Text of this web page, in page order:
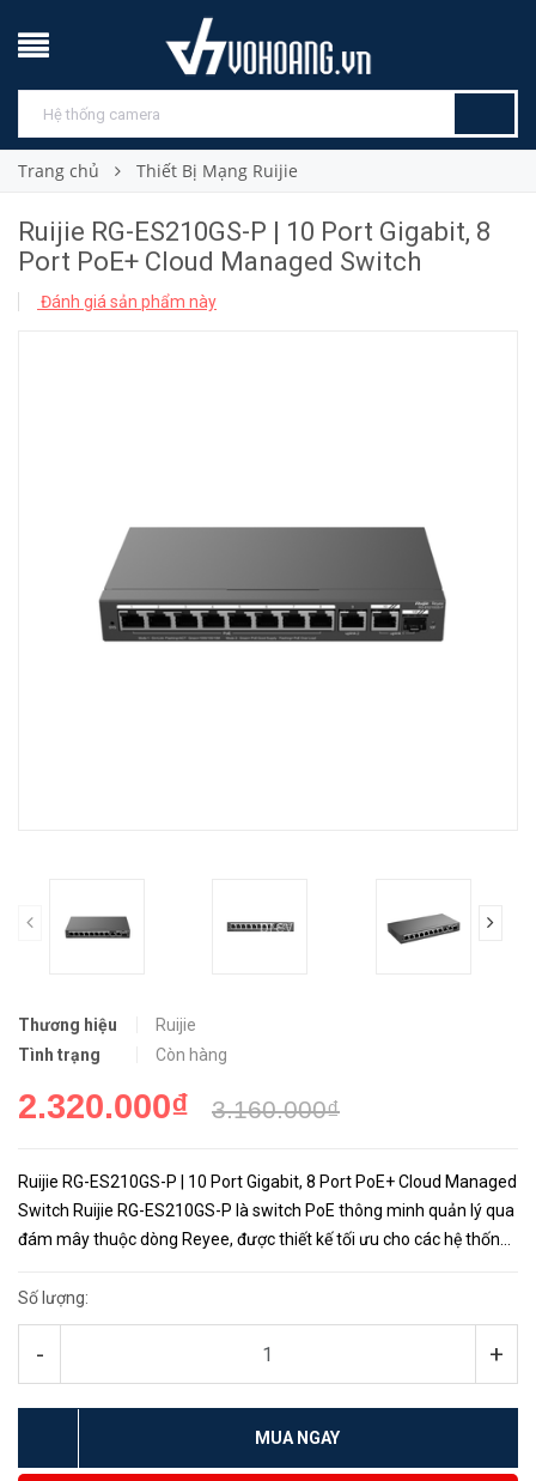
Trang chủ Thiết Bị Mạng Ruijie
Ruijie RG-ES210GS-P | 10 Port Gigabit, 8
Port PoE+ Cloud Managed Switch
Đánh giá sản phẩm này
prev
Thương hiệu
Ruijie
Tình trạng
Còn hàng
2.320.000₫ 3.160.000₫
Ruijie RG-ES210GS-P | 10 Port Gigabit, 8 Port PoE+ Cloud Managed
Switch Ruijie RG-ES210GS-P là switch PoE thông minh quản lý qua
đám mây thuộc dòng Reyee, được thiết kế tối ưu cho các hệ thống
Số lượng:
- +
MUA NGAY